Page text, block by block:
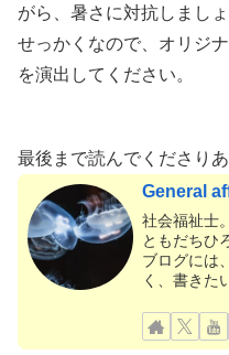
がら、暑さに対抗しましょ
せっかくなので、オリジ
を演出してください。
最後まで読んでくださり
General
社会福祉士。
ともだちひ
ブログには
く、書きた